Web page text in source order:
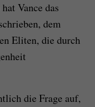
Vance das
dem
Eliten, die durch
die Frage auf,